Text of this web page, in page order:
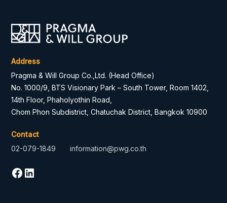
Address
Pragma & Will Group Co.,Ltd. (Head Office)
No. 1000/9, BTS Visionary Park – South Tower, Room 1402,
14th Floor, Phaholyothin Road,
Chom Phon Subdistrict, Chatuchak District, Bangkok 10900
Contact
02-079-1849information@pwg.co.th